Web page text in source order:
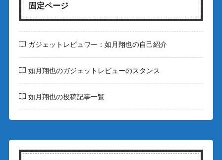
固定ページ
ガジェットレビュワー：如月翔也の自己紹介
如月翔也のガジェットレビューのスタンス
如月翔也の投稿記事一覧